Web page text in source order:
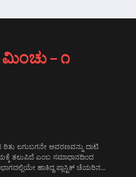
– ೧
ಲಗುಬಗನೇ ಆವರಣವನ್ನು ದಾಟಿ
ತಲುಪಿದೆ ಎಂಬ ಸಮಾಧಾನದಿಂದ
ಹಾಕಿದ್ದ ಪ್ಲಾಸ್ಟಿಕ್ ಚೆಯರಿನ…